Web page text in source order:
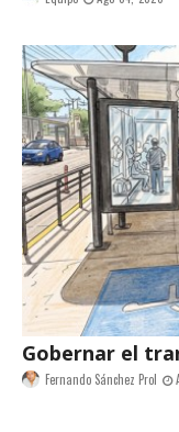
Gobernar el
Fernando Sánchez Prol